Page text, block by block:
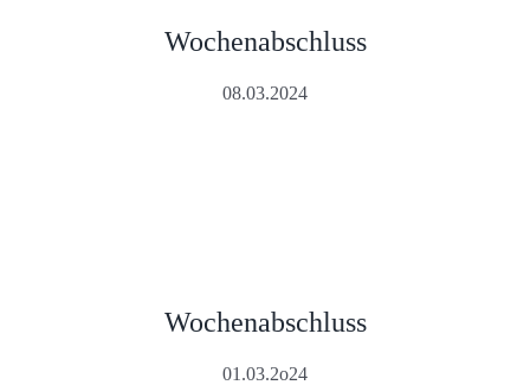
Wochenabschluss
08.03.2024
Wochenabschluss
01.03.2o24